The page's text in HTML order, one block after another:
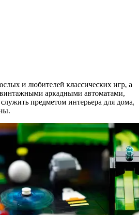
и любителей классических игр, а
аркадными автоматами,
предметом интерьера для дома,